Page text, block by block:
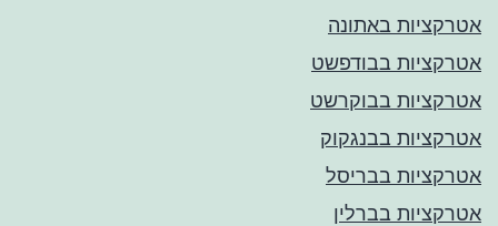
אטרקציות באתונה
אטרקציות בבודפשט
אטרקציות בבוקרשט
אטרקציות בבנגקוק
אטרקציות בבריסל
אטרקציות בברלין